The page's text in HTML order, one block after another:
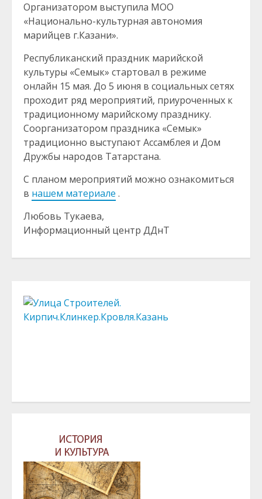
Организатором выступила МОО
«Национально-культурная автономия
марийцев г.Казани».
Республиканский праздник марийской
культуры «Семык» стартовал в режиме
онлайн 15 мая. До 5 июня в социальных сетях
проходит ряд мероприятий, приуроченных к
традиционному марийскому празднику.
Соорганизатором праздника «Семык»
традиционно выступают Ассамблея и Дом
Дружбы народов Татарстана.
С планом мероприятий можно ознакомиться
в нашем материале .
Любовь Тукаева,
Информационный центр ДДнТ